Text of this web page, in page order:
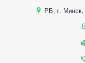
РБ, г. Минск,